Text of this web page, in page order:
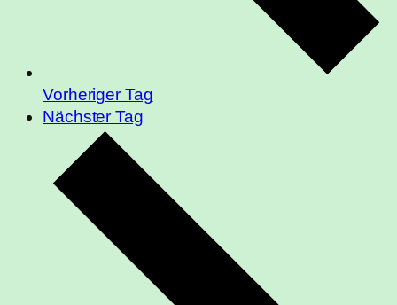
Vorheriger Tag
Nächster Tag